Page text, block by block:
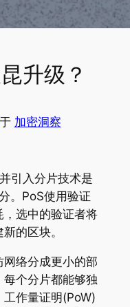
升级？
加密洞察
引入分片技术是
。PoS使用验证
选中的验证者将
的区块。
络分成更小的部
个分片都能够独
作量证明(PoW)